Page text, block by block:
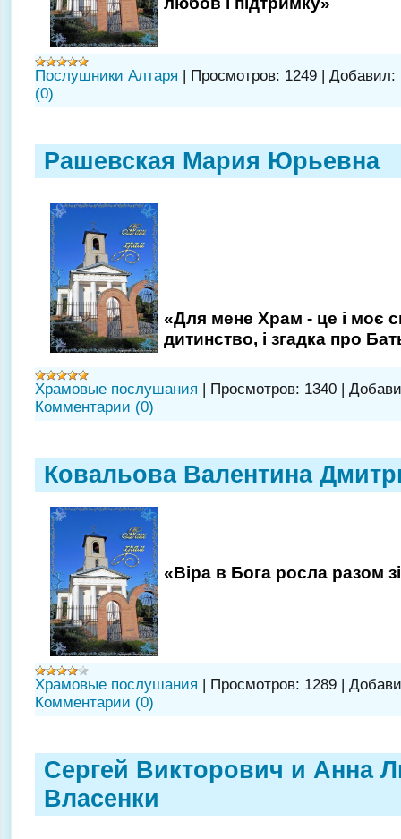
Послушники Алтаря | Просмотров: 1249 | Добавил:
(0)
Рашевская Мария Юрьевна
«Для мене Храм - це і моє
дитинство, і згадка про
Храмовые послушания Просмотров: 1340
Комментарии (0)
Ковальова Валентина
«Віра в Бога росла разом
Храмовые послушания | Просмотров: 1289 |
Комментарии (0)
Сергей Викторович и Анна
Власенки